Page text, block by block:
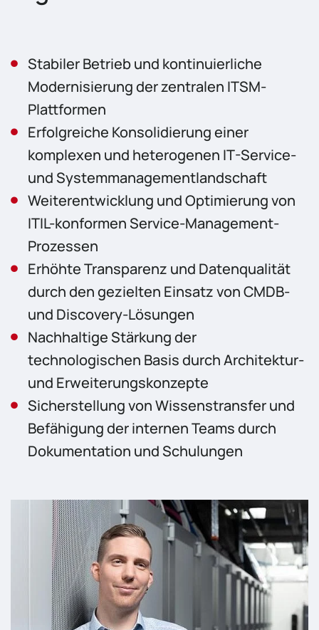
Stabiler Betrieb und kontinuierliche
Modernisierung der zentralen ITSM-
Plattformen
Erfolgreiche Konsolidierung einer
komplexen und heterogenen IT-Service-
und Systemmanagementlandschaft
Weiterentwicklung und Optimierung von
ITIL-konformen Service-Management-
Prozessen
Erhöhte Transparenz und Datenqualität
durch den gezielten Einsatz von CMDB-
und Discovery-Lösungen
Nachhaltige Stärkung der
technologischen Basis durch Architektur-
und Erweiterungskonzepte
Sicherstellung von Wissenstransfer und
Befähigung der internen Teams durch
Dokumentation und Schulungen